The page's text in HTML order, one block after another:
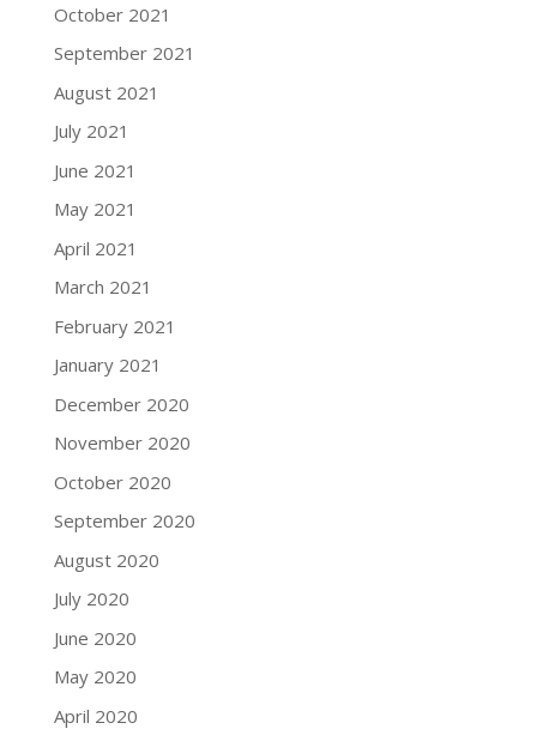
October 2021
September 2021
August 2021
July 2021
June 2021
May 2021
April 2021
March 2021
February 2021
January 2021
December 2020
November 2020
October 2020
September 2020
August 2020
July 2020
June 2020
May 2020
April 2020